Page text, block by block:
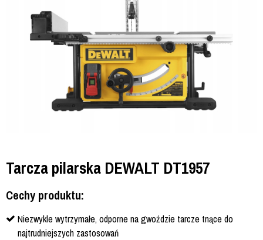
Tarcza pilarska DEWALT DT1957
Cechy produktu:
Niezwykle wytrzymałe, odporne na gwoździe tarcze tnące do
najtrudniejszych zastosowań